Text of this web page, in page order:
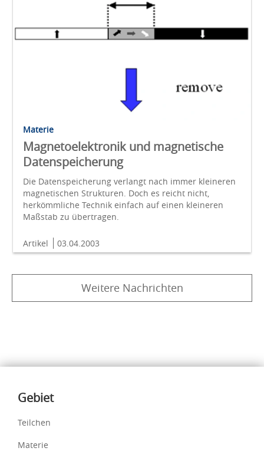
Materie
Magnetoelektronik und magnetische
Datenspeicherung
Die Datenspeicherung verlangt nach immer kleineren
magnetischen Strukturen. Doch es reicht nicht,
herkömmliche Technik einfach auf einen kleineren
Maßstab zu übertragen.
Artikel 03.04.2003
Weitere Nachrichten
Inhalte
Gebiet
Teilchen
Materie